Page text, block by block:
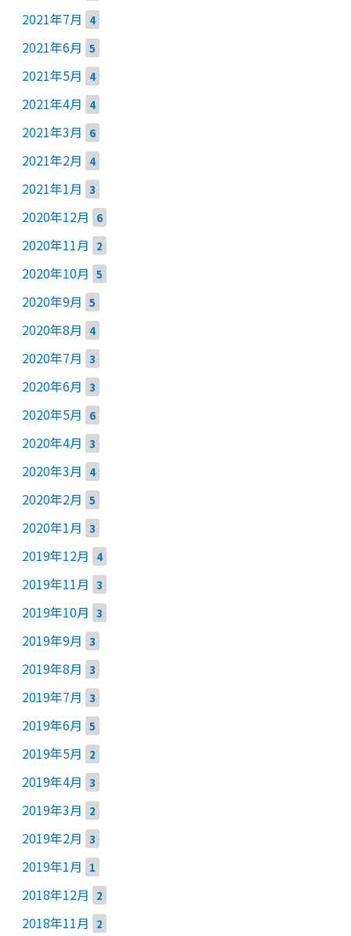
2021年7月 4
2021年6月 5
2021年5月 4
2021年4月 4
2021年3月 6
2021年2月 4
2021年1月 3
2020年12月 6
2020年11月 2
2020年10月 5
2020年9月 5
2020年8月 4
2020年7月 3
2020年6月 3
2020年5月 6
2020年4月 3
2020年3月 4
2020年2月 5
2020年1月 3
2019年12月 4
2019年11月 3
2019年10月 3
2019年9月 3
2019年8月 3
2019年7月 3
2019年6月 5
2019年5月 2
2019年4月 3
2019年3月 2
2019年2月 3
2019年1月 1
2018年12月 2
2018年11月 2